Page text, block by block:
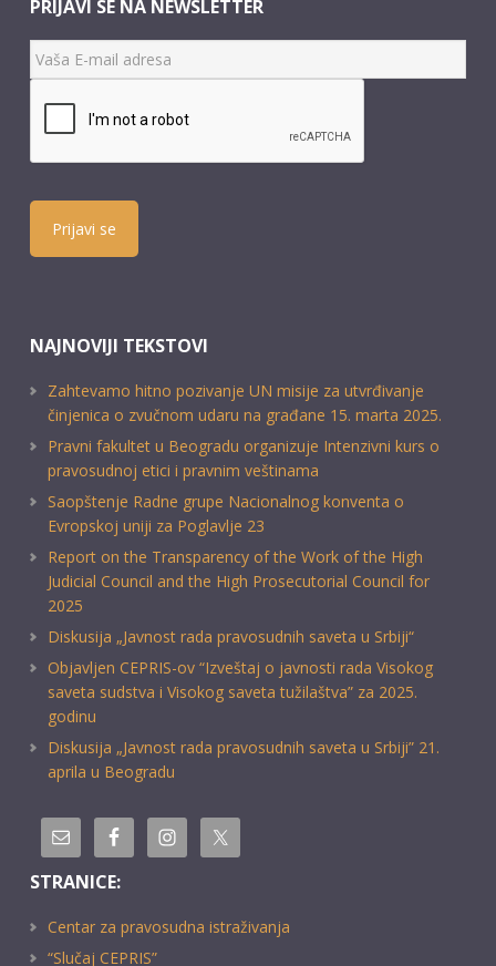
PRIJAVI SE NA NEWSLETTER
Prijavi se
NAJNOVIJI TEKSTOVI
Zahtevamo hitno pozivanje UN misije za utvrđivanje
činjenica o zvučnom udaru na građane 15. marta 2025.
Pravni fakultet u Beogradu organizuje Intenzivni kurs o
pravosudnoj etici i pravnim veštinama
Saopštenje Radne grupe Nacionalnog konventa o
Evropskoj uniji za Poglavlje 23
Report on the Transparency of the Work of the High
Judicial Council and the High Prosecutorial Council for
2025
Diskusija „Javnost rada pravosudnih saveta u Srbiji“
Objavljen CEPRIS-ov “Izveštaj o javnosti rada Visokog
saveta sudstva i Visokog saveta tužilaštva” za 2025.
godinu
Diskusija „Javnost rada pravosudnih saveta u Srbiji” 21.
aprila u Beogradu
STRANICE:
Centar za pravosudna istraživanja
“Slučaj CEPRIS”